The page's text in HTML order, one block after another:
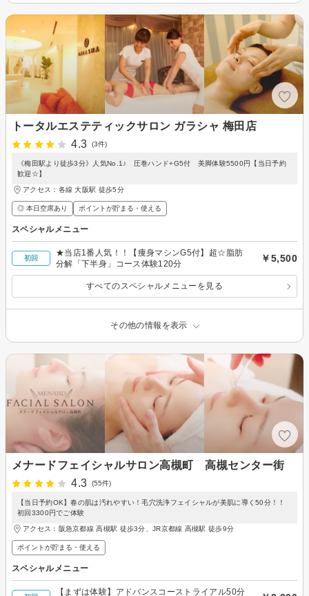
トータルエステティックサロン ガラシャ 梅田店
4.3
(3件)
《梅田駅より徒歩3分》人気No.1♪ 圧巻ハンド+G5付 美脚体験5500円【当日予約
歓迎☆】
アクセス：各線 大阪駅 徒歩5分
◎ 本日空席あり ポイントが貯まる・使える
スペシャルメニュー
初回
★当店1番人気！！【痩身マシンG5付】超☆脂肪
分解「下半身」コース体験120分
￥5,500
すべてのスペシャルメニューを見る
その他の情報を表示
メナードフェイシャルサロン高槻町 高槻センター街
4.3
(55件)
【当日予約OK】春の肌は汚れやすい！毛穴洗浄フェイシャルが美肌に導く50分！！
初回3300円でご体験
アクセス：阪急京都線 高槻駅 徒歩3分、JR京都線 高槻駅 徒歩9分
ポイントが貯まる・使える
スペシャルメニュー
【まずは体験】アドバンスコーストライアル50分